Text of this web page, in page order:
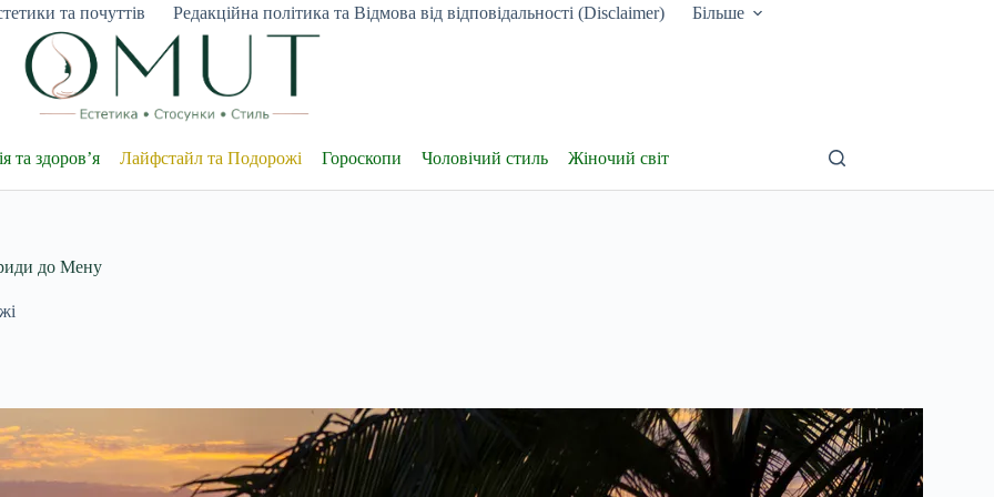
та почуттів Редакційна політика та Відмова від відповідальності (Disclaimer) Більше
та здоров’я Лайфстайл та Подорожі Гороскопи Чоловічий стиль Жіночий світ
до Мену